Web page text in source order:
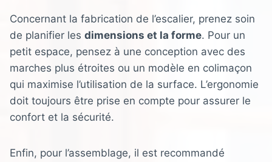
Concernant la fabrication de l’escalier, prenez soin
de planifier les dimensions et la forme. Pour un
petit espace, pensez à une conception avec des
marches plus étroites ou un modèle en colimaçon
qui maximise l’utilisation de la surface. L’ergonomie
doit toujours être prise en compte pour assurer le
confort et la sécurité.
Enfin, pour l’assemblage, il est recommandé